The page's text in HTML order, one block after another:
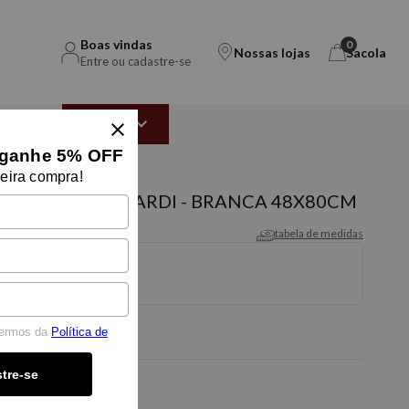
Boas vindas
Entre ou cadastre-se
Nossas lojas
0
Sacola
OUTLET
LECCE TRUSSARDI - BRANCA 48X80CM
tabela de medidas
5% OFF
compra!
da Política de
se